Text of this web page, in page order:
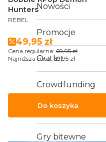
Nowości
Promocje
Outlet
Crowdfunding
Gry RPG
Gry bitewne
Hunters
PRODUCENT
REBEL
Cena promocyjna
49,95 zł
Cena regularna: 69,95 zł
Najniższa cena: 69,95 zł
Do koszyka